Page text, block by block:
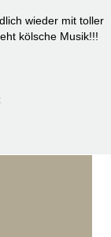
wieder mit toller
kölsche Musik!!!